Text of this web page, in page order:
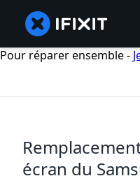
Pour réparer ensemble -
écran du